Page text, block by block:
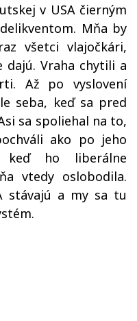
v USA čierným
Mňa by
všetci vlajočkári,
Vraha chytili a
Až po vyslovení
seba, keď sa pred
sa spoliehal na to,
ako po jeho
keď ho liberálne
vtedy oslobodila.
stávajú a my sa tu